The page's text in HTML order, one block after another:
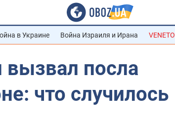
в Украине Война Израиля и Ирана VENETO
посла
что случилось